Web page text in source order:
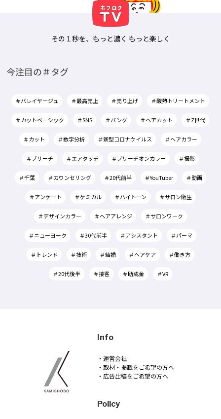
その１秒を、もっと濃く もっと楽しく
今注目の＃タグ
＃バレイヤージュ ＃最高売上 ＃売り上げ ＃酸熱トリートメント
＃カットベーシック ＃SNS ＃バング ＃ヘアカット ＃Z世代
＃カット ＃数字分析 ＃新型コロナウイルス ＃ヘアカラー
＃ブリーチ ＃エアタッチ ＃ブリーチオンカラー ＃撮影
＃千葉 ＃カウンセリング ＃20代前半 ＃YouTuber ＃動画
＃アンケート ＃ケミカル ＃ハイトーン ＃サロン衛生
＃デザインカラー ＃ヘアアレンジ ＃サロンワーク
＃ニューヨーク ＃30代前半 ＃アシスタント ＃パーマ
＃トレンド ＃技術 ＃結婚 ＃ヘアケア ＃働き方
＃20代後半 ＃接客 ＃助成金 ＃VR
Info
・運営会社
・取材・掲載をご希望の方へ
・広告出稿をご希望の方へ
Policy